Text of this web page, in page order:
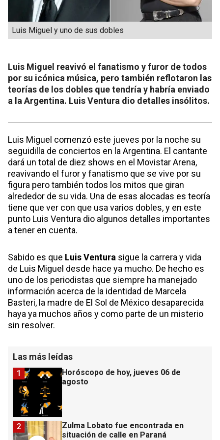
Luis Miguel y uno de sus dobles
Luis Miguel reavivó el fanatismo y furor de todos
por su icónica música, pero también reflotaron las
teorías de los dobles que tendría y habría enviado
a la Argentina. Luis Ventura dio detalles insólitos.
Luis Miguel comenzó este jueves por la noche su
seguidilla de conciertos en la Argentina. El cantante
dará un total de diez shows en el Movistar Arena,
reavivando el furor y fanatismo que se vive por su
figura pero también todos los mitos que giran
alrededor de su vida. Una de esas alocadas es teoría
tiene que ver con que usa varios dobles, y en este
punto Luis Ventura dio algunos detalles importantes
a tener en cuenta.
Sabido es que Luis Ventura sigue la carrera y vida
de Luis Miguel desde hace ya mucho. De hecho es
uno de los periodistas que siempre ha manejado
información acerca de la identidad de Marcela
Basteri, la madre de El Sol de México desaparecida
haya ya muchos años y como parte de un misterio
sin resolver.
Las más leídas
Horóscopo de hoy, jueves 06 de
agosto
1
Zulma Lobato fue encontrada en
situación de calle en Paraná
2